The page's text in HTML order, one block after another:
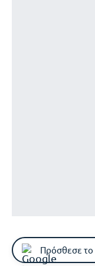
Πρόσθεσε το